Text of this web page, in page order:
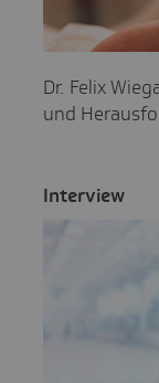
Dr. Felix
und
Inter­view